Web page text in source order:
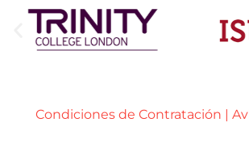
Condiciones de Contratación |